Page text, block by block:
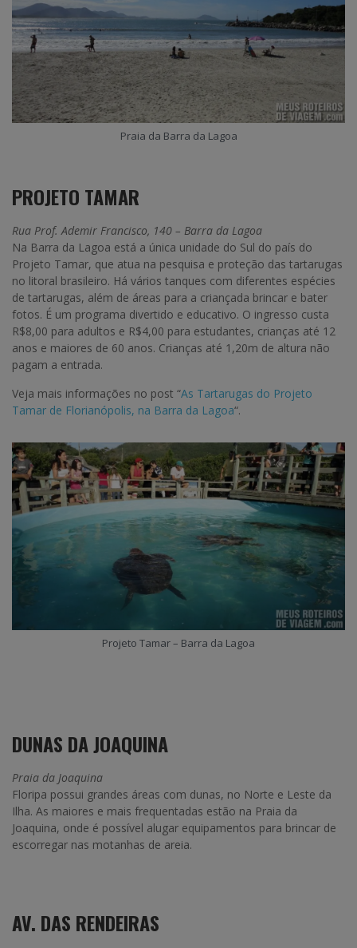
Praia da Barra da Lagoa
PROJETO TAMAR
Rua Prof. Ademir Francisco, 140 – Barra da Lagoa
Na Barra da Lagoa está a única unidade do Sul do país do
Projeto Tamar, que atua na pesquisa e proteção das tartarugas
no litoral brasileiro. Há vários tanques com diferentes espécies
de tartarugas, além de áreas para a criançada brincar e bater
fotos. É um programa divertido e educativo. O ingresso custa
R$8,00 para adultos e R$4,00 para estudantes, crianças até 12
anos e maiores de 60 anos. Crianças até 1,20m de altura não
pagam a entrada.
Veja mais informações no post “As Tartarugas do Projeto
Tamar de Florianópolis, na Barra da Lagoa“.
Projeto Tamar – Barra da Lagoa
DUNAS DA JOAQUINA
Praia da Joaquina
Floripa possui grandes áreas com dunas, no Norte e Leste da
Ilha. As maiores e mais frequentadas estão na Praia da
Joaquina, onde é possível alugar equipamentos para brincar de
escorregar nas motanhas de areia.
AV. DAS RENDEIRAS